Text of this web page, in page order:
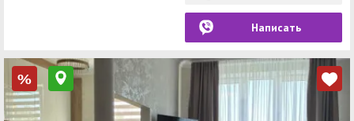
Написать
%